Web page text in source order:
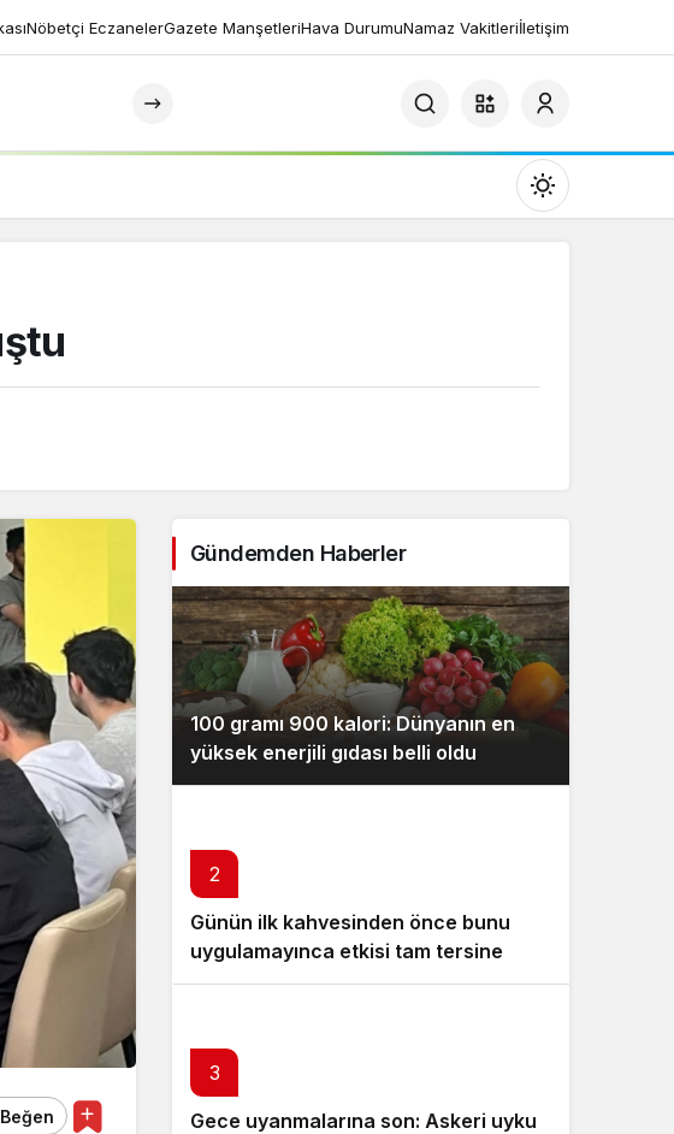
Nöbetçi EczanelerGazete ManşetleriHava DurumuNamaz Vakitleriİletişim
Mod
değiştir
Sistem modunu seçin.
Beğen
Gündemden Haberler
100 gramı 900 kalori: Dünyanın en
yüksek enerjili gıdası belli oldu
2
Günün ilk kahvesinden önce bunu
uygulamayınca etkisi tam tersine
dönüyor
3
Gece uyanmalarına son: Askeri uyku